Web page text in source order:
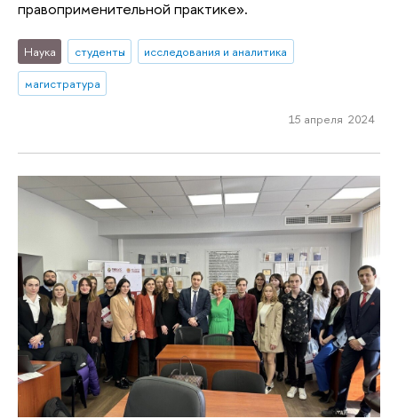
правоприменительной практике».
Наука студенты
исследования и аналитика
магистратура
15 апреля 2024